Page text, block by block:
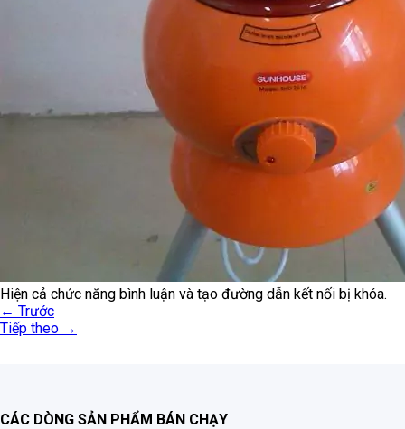
Hiện cả chức năng bình luận và tạo đường dẫn kết nối bị khóa.
← Trước
Tiếp theo →
CÁC DÒNG SẢN PHẨM BÁN CHẠY